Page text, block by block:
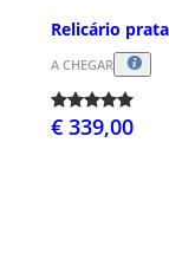
Relicário
A CHEGAR
€ 339,00